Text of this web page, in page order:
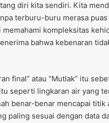
diri kita sendiri. Kita
terburu-buru merasa
kompleksitas
bahwa kebenaran
final” atau “Mutlak” itu
seperti lingkaran air yang
benar-benar mencapai titik
paling sesuai dengan data